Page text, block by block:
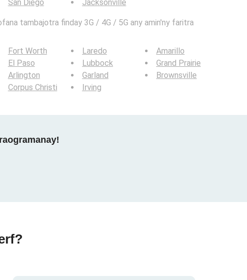
San Diego
Jacksonville
tambajotra finday 3G / 4G / 5G any amin'ny faritra
Fort Worth
El Paso
Arlington
Corpus Christi
Laredo
Lubbock
Garland
Irving
Amarillo
Grand Prairie
Brownsville